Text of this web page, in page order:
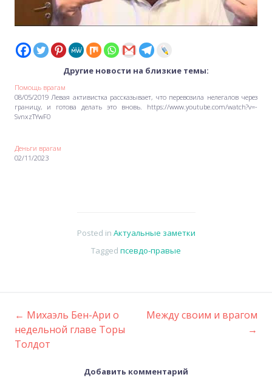
Другие новости на близкие темы:
Помощь врагам
08/05/2019 Левая активистка рассказывает, что перевозила нелегалов через
границу, и готова делать это вновь. https://www.youtube.com/watch?v=-
SvnxzTYwF0
Деньги врагам
02/11/2023
Posted in Актуальные заметки
Tagged псевдо-правые
Post
navigation
← Михаэль Бен-Ари о
недельной главе Торы
Толдот
Между своим и врагом
→
Добавить комментарий